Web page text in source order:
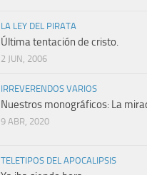
LA LEY DEL PIRATA
Última tentación de cristo.
2 JUN, 2006
IRREVERENDOS VARIOS
Nuestros monográficos: La
9 ABR, 2020
TELETIPOS DEL APOCALIPSIS